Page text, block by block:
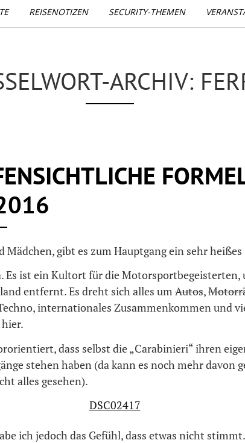
REISENOTIZEN SECURITY-THEMEN
ARCHIV:
Mädchen, gibt es zum Hauptgang ein sehr
Es ist ein Kultort für die Motorsportbegeisterten,
entfernt. Es dreht sich alles um Autos,
internationales Zusammenkommen und
dass selbst die „Carabinieri“ ihren
stehen haben (da kann es noch mehr davon
alles gesehen).
ich jedoch das Gefühl, dass etwas nicht stimmt.